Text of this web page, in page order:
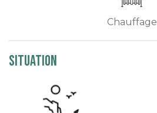
Chauffage
Situation